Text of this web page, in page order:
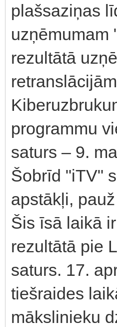
plašsaziņas
uzņēmumam
rezultātā
programmu
saturs – 9.
Šobrīd "iTV"
apstākļi,
Šis īsā laikā
rezultātā pie
saturs. 17.
tiešraides
mākslinieku